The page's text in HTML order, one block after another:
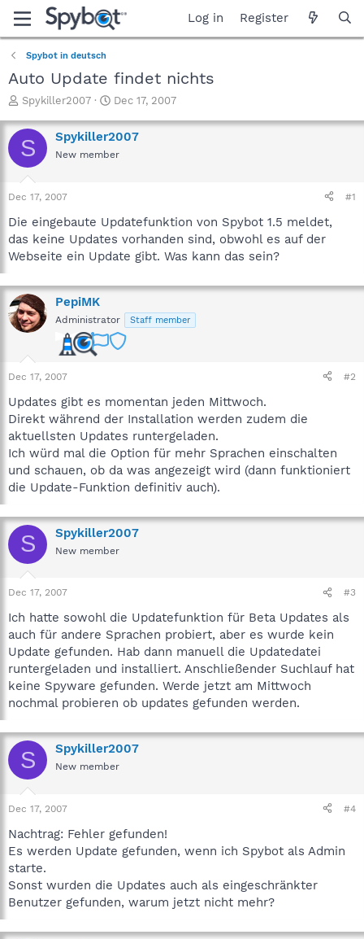
Log in Register
Spybot in deutsch
Auto Update findet nichts
T
r
e
a
t
a
t
e
Spykiller2007
S
a
r
t
e
Dec 17, 2007
S Spykiller2007
New member
Dec 17, 2007 #1
Die eingebaute Updatefunktion von Spybot 1.5 meldet,
das keine Updates vorhanden sind, obwohl es auf der
Webseite ein Update gibt. Was kann das sein?
PepiMK
Administrator Staff member
Dec 17, 2007 #2
Updates gibt es momentan jeden Mittwoch.
Direkt während der Installation werden zudem die
aktuellsten Updates runtergeladen.
Ich würd mal die Option für mehr Sprachen einschalten
und schauen, ob da was angezeigt wird (dann funktioniert
die Update-Funktion definitiv auch).
S Spykiller2007
New member
Dec 17, 2007 #3
Ich hatte sowohl die Updatefunktion für Beta Updates als
auch für andere Sprachen probiert, aber es wurde kein
Update gefunden. Hab dann manuell die Updatedatei
runtergeladen und installiert. Anschließender Suchlauf hat
keine Spyware gefunden. Werde jetzt am Mittwoch
nochmal probieren ob updates gefunden werden.
S Spykiller2007
New member
Dec 17, 2007 #4
Nachtrag: Fehler gefunden!
Es werden Update gefunden, wenn ich Spybot als Admin
starte.
Sonst wurden die Updates auch als eingeschränkter
Benutzer gefunden, warum jetzt nicht mehr?